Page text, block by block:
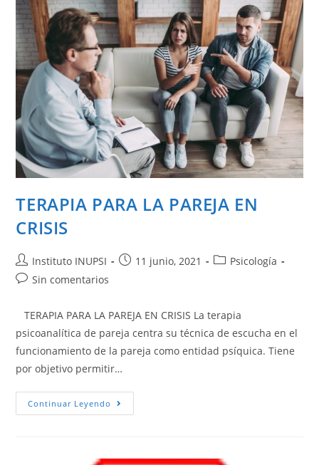
TERAPIA PARA LA PAREJA EN
CRISIS
Instituto INUPSI 11 junio, 2021
Psicología
Sin comentarios
TERAPIA PARA LA PAREJA EN CRISIS La terapia
psicoanalítica de pareja centra su técnica de escucha en el
funcionamiento de la pareja como entidad psíquica. Tiene
por objetivo permitir…
Continuar Leyendo